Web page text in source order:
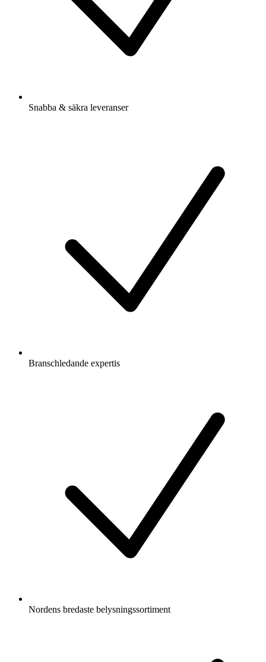
Snabba & säkra leveranser
Branschledande expertis
Nordens bredaste belysningssortiment